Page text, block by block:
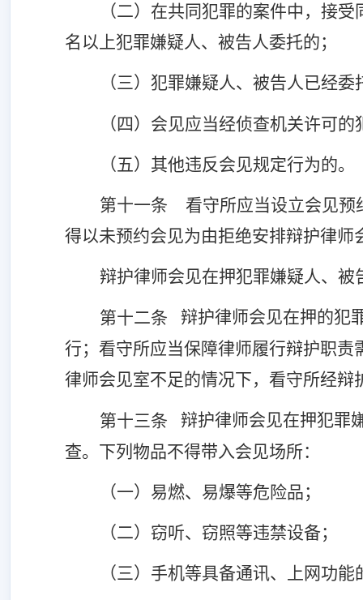
（二）在共同犯罪的案件中，接
名以上犯罪嫌疑人、被告人委托的；
（三）犯罪嫌疑人、被告人已经
（四）会见应当经侦查机关许可
（五）其他违反会见规定行为的。
第十一条
看守所应当设立会见
得以未预约会见为由拒绝安排辩护律师
辩护律师会见在押犯罪嫌疑人、
第十二条
辩护律师会见在押的犯
行；看守所应当保障律师履行辩护职
律师会见室不足的情况下，看守所经
第十三条
辩护律师会见在押犯罪
查。下列物品不得带入会见场所：
（一）易燃、易爆等危险品；
（二）窃听、窃照等违禁设备；
（三）手机等具备通讯、上网功